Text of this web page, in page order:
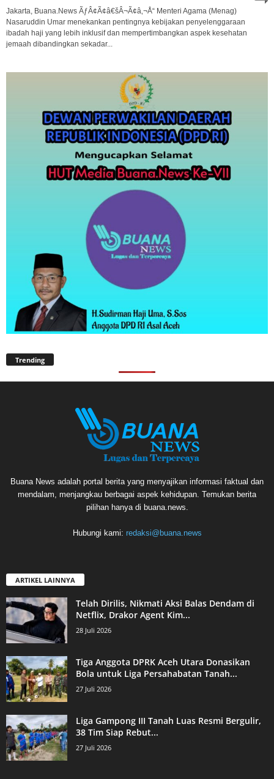
Jakarta, Buana.News ÃƒÂ¢Ã¢â€šÂ¬Ã¢â‚¬Å“ Menteri Agama (Menag)
Nasaruddin Umar menekankan pentingnya kebijakan penyelenggaraan
ibadah haji yang lebih inklusif dan mempertimbangkan aspek kesehatan
jemaah dibandingkan sekadar...
Trending
Buana News adalah portal berita yang menyajikan informasi faktual dan
mendalam, menjangkau berbagai aspek kehidupan. Temukan berita
pilihan hanya di buana.news.
Hubungi kami: redaksi@buana.news
ARTIKEL LAINNYA
Telah Dirilis, Nikmati Aksi Balas Dendam di
Netflix, Drakor Agent Kim...
28 Juli 2026
Tiga Anggota DPRK Aceh Utara Donasikan
Bola untuk Liga Persahabatan Tanah...
27 Juli 2026
Liga Gampong III Tanah Luas Resmi Bergulir,
38 Tim Siap Rebut...
27 Juli 2026